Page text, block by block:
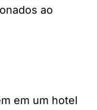
ao
em um hotel